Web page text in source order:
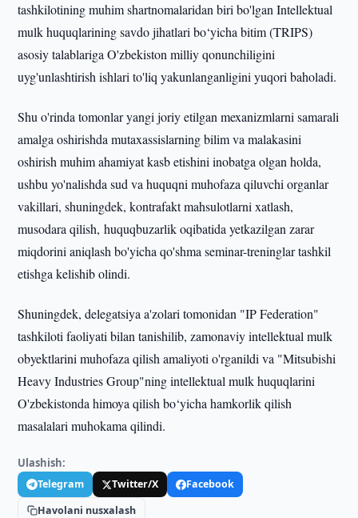
tashkilotining muhim shartnomalaridan biri bo'lgan Intellektual
mulk huquqlarining savdo jihatlari bo‘yicha bitim (TRIPS)
asosiy talablariga O'zbekiston milliy qonunchiligini
uyg'unlashtirish ishlari to'liq yakunlanganligini yuqori baholadi.
Shu o'rinda tomonlar yangi joriy etilgan mexanizmlarni samarali
amalga oshirishda mutaxassislarning bilim va malakasini
oshirish muhim ahamiyat kasb etishini inobatga olgan holda,
ushbu yo'nalishda sud va huquqni muhofaza qiluvchi organlar
vakillari, shuningdek, kontrafakt mahsulotlarni xatlash,
musodara qilish, huquqbuzarlik oqibatida yetkazilgan zarar
miqdorini aniqlash bo'yicha qo'shma seminar-treninglar tashkil
etishga kelishib olindi.
Shuningdek, delegatsiya a'zolari tomonidan "IP Federation"
tashkiloti faoliyati bilan tanishilib, zamonaviy intellektual mulk
obyektlarini muhofaza qilish amaliyoti o'rganildi va "Mitsubishi
Heavy Industries Group"ning intellektual mulk huquqlarini
O'zbekistonda himoya qilish bo‘yicha hamkorlik qilish
masalalari muhokama qilindi.
Ulashish:
Telegram Twitter/X
Facebook
Havolani nusxalash